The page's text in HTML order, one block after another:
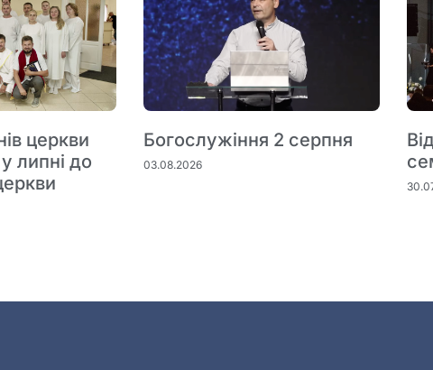
церкви
липні до
Богослужіння 2 серпня
03.08.2026